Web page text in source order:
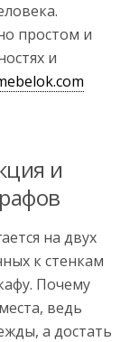
простом и
и
и
на двух
к стенкам
Почему
ведь
а достать